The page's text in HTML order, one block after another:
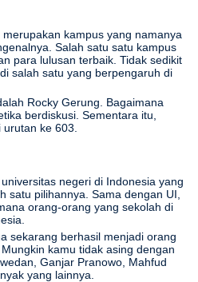
merupakan kampus yang namanya
Salah satu satu kampus
para lulusan terbaik. Tidak sedikit
salah satu yang berpengaruh di
Rocky Gerung. Bagaimana
berdiskusi. Sementara itu,
ke 603.
negeri di Indonesia yang
satu pilihannya. Sama dengan UI,
orang-orang yang sekolah di
sekarang berhasil menjadi orang
kamu tidak asing dengan
Ganjar Pranowo, Mahfud
yang lainnya.